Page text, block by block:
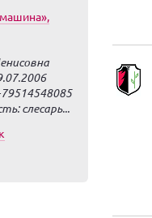
слесарь...